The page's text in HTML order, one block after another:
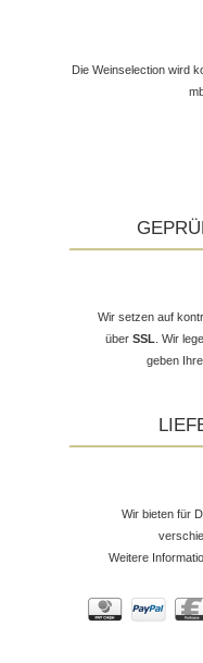
Die Weinselection wird
Wir setzen auf
über SSL . Wir
geben
Wir bieten für
Weitere